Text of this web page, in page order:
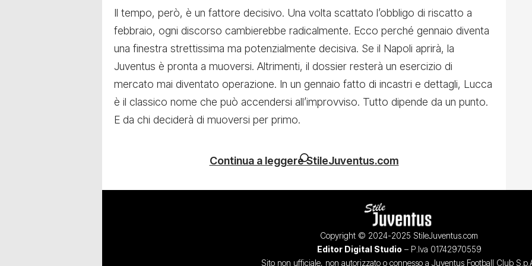
Il tempo, però, è un fattore decisivo. Una volta scattato l’obbligo di riscatto a
febbraio, ogni discorso cambierebbe radicalmente. Ecco perché gennaio diventa
una finestra strettissima ma potenzialmente decisiva. Se il Napoli aprirà, la
Juventus è pronta a muoversi. Altrimenti, il dossier resterà un esercizio di
mercato mai diventato operazione. In un gennaio fatto di incastri e dettagli, Lucca
è il classico nome che può accendersi all’improvviso. Tutto dipende da un punto.
E da chi deciderà di muoversi per primo.
Continua a leggere StileJuventus.com
Copyright © 2024-2025 StileJuventus.com
Editor Digital Studio – P.Iva 01742970559
Sito non ufficiale, non autorizzato o connesso a Juventus Football Club